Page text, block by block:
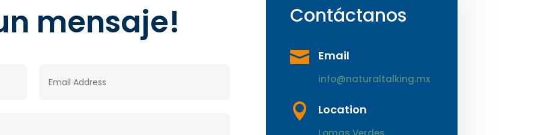
mensaje! Contáctanos
 Email
info@naturaltalking.mx
 Location